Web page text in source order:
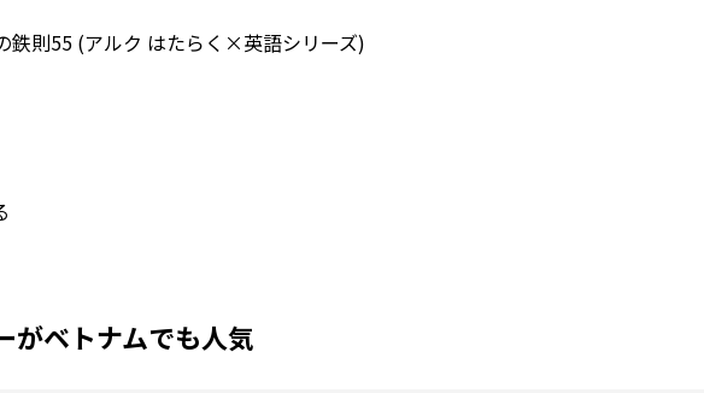
鉄則55 (アルク はたらく×英語シリーズ)
がベトナムでも人気